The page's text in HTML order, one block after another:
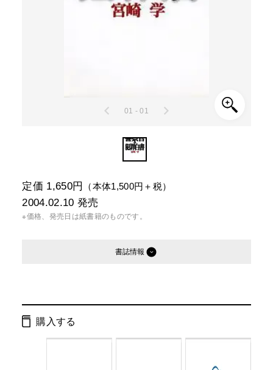
01 - 01
定価 1,650円 （本体1,500円＋税）
2004.02.10 発売
※価格、発売日は紙書籍のものです。
書誌情報
ISBN： 9784344004696
購入する